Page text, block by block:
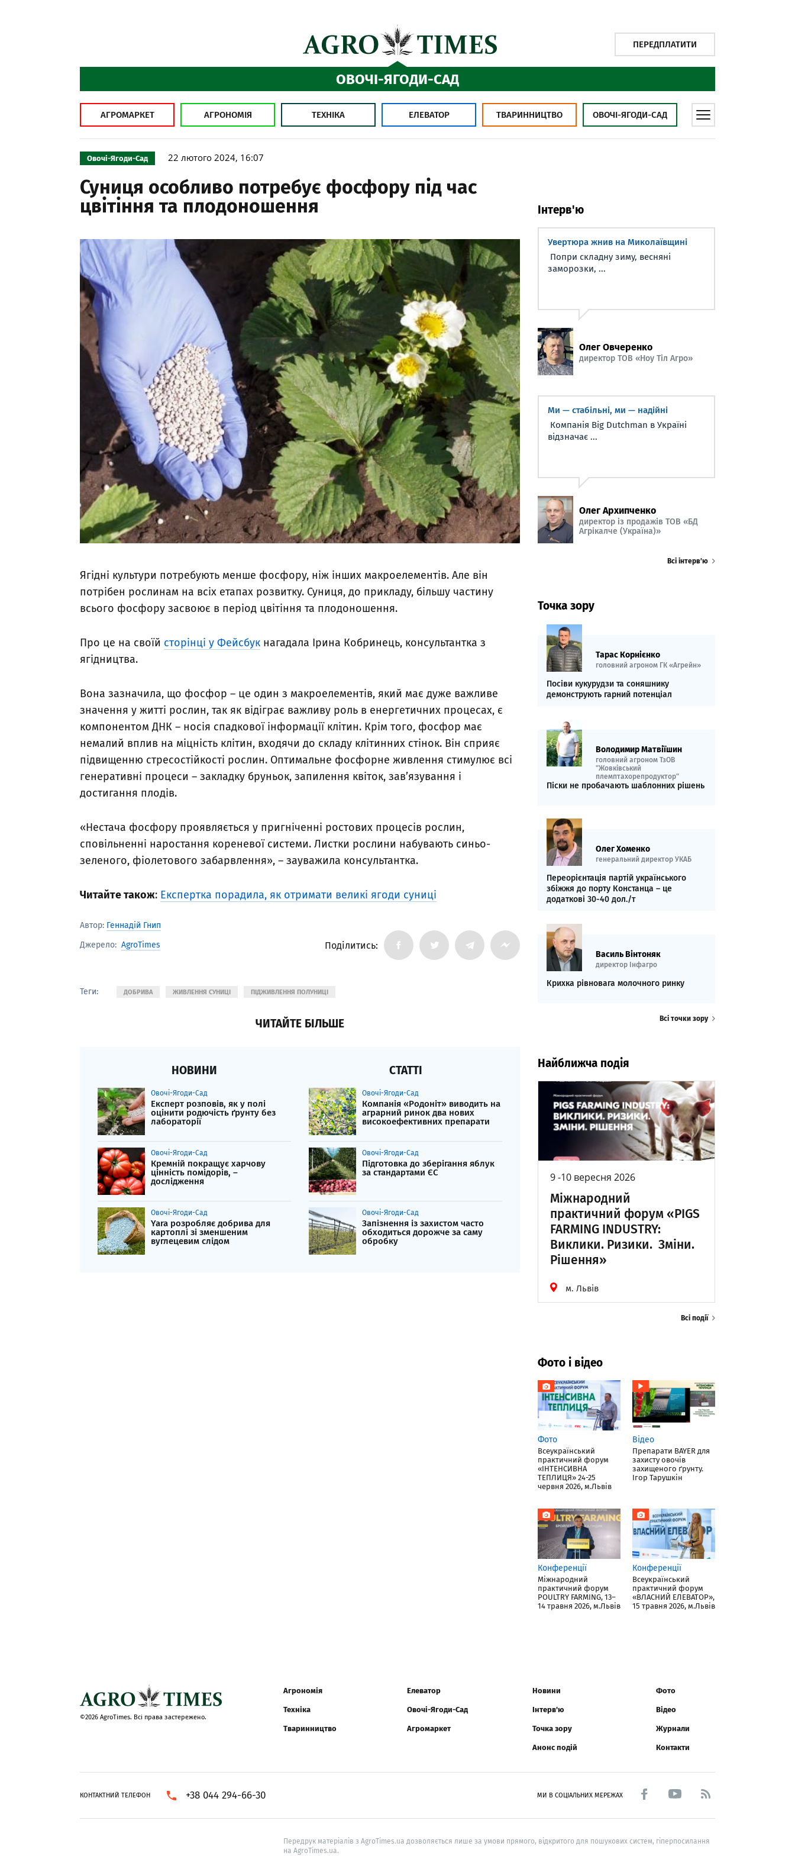
ПЕРЕДПЛАТИТИ
ОВОЧІ-ЯГОДИ-САД
АГРОМАРКЕТ АГРОНОМІЯ ТЕХНІКА ЕЛЕВАТОР ТВАРИННИЦТВО ОВОЧІ-ЯГОДИ-САД
Овочі-Ягоди-Сад 22 лютого 2024, 16:07
Суниця особливо потребує фосфору під час
цвітіння та плодоношення
Ягідні культури потребують менше фосфору, ніж інших макроелементів. Але він
потрібен рослинам на всіх етапах розвитку. Суниця, до прикладу, більшу частину
всього фосфору засвоює в період цвітіння та плодоношення.
Про це на своїй сторінці у Фейсбук нагадала Ірина Кобринець, консультантка з
ягідництва.
Вона зазначила, що фосфор – це один з макроелементів, який має дуже важливе
значення у житті рослин, так як відіграє важливу роль в енергетичних процесах, є
компонентом ДНК – носія спадкової інформації клітин. Крім того, фосфор має
немалий вплив на міцність клітин, входячи до складу клітинних стінок. Він сприяє
підвищенню стресостійкості рослин. Оптимальне фосфорне живлення стимулює всі
генеративні процеси – закладку бруньок, запилення квіток, зав’язування і
достигання плодів.
«Нестача фосфору проявляється у пригніченні ростових процесів рослин,
сповільненні наростання кореневої системи. Листки рослини набувають синьо-
зеленого, фіолетового забарвлення», – зауважила консультантка.
Читайте також: Експертка порадила, як отримати великі ягоди суниці
Автор: Геннадій Гнип
Джерело: AgroTimes Поділитись:
Теги: ДОБРИВА ЖИВЛЕННЯ СУНИЦІ ПІДЖИВЛЕННЯ ПОЛУНИЦІ
ЧИТАЙТЕ БІЛЬШЕ
НОВИНИ
Овочі-Ягоди-Сад
Експерт розповів, як у полі
оцінити родючість ґрунту без
лабораторії
Овочі-Ягоди-Сад
Кремній покращує харчову
цінність помідорів, –
дослідження
Овочі-Ягоди-Сад
Yara розробляє добрива для
картоплі зі зменшеним
вуглецевим слідом
СТАТТІ
Овочі-Ягоди-Сад
Компанія «Родоніт» виводить на
аграрний ринок два нових
високоефективних препарати
Овочі-Ягоди-Сад
Підготовка до зберігання яблук
за стандартами ЄС
Овочі-Ягоди-Сад
Запізнення із захистом часто
обходиться дорожче за саму
обробку
Інтерв'ю
Увертюра жнив на Миколаївщині
Попри складну зиму, весняні
заморозки, ...
Олег Овчеренко
директор ТОВ «Ноу Тіл Агро»
Ми — стабільні, ми — надійні
Компанія Big Dutchman в Україні
відзначає ...
Олег Архипченко
директор із продажів ТОВ «БД
Агрікалче (Україна)»
Всі інтерв’ю
Точка зору
Тарас Корнієнко
головний агроном ГК «Агрейн»
Посіви кукурудзи та соняшнику
демонструють гарний потенціал
Володимир Матвіїшин
головний агроном ТзОВ
"Жовківський
племптахорепродуктор"
Піски не пробачають шаблонних рішень
Олег Хоменко
генеральний директор УКАБ
Переорієнтація партій українського
збіжжя до порту Констанца – це
додаткові 30-40 дол./т
Василь Вінтоняк
директор Інфагро
Крихка рівновага молочного ринку
Всі точки зору
Найближча подія
9 -10 вересня 2026
Міжнародний
практичний форум «PIGS
FARMING INDUSTRY:
Виклики. Ризики. Зміни.
Рішення»
м. Львів
Всі події
Фото і відео
Фото
Всеукраїнський
практичний форум
«ІНТЕНСИВНА
ТЕПЛИЦЯ» 24-25
червня 2026, м.Львів
Відео
Препарати BAYER для
захисту овочів
захищеного ґрунту.
Ігор Тарушкін
Конференції
Міжнародний
практичний форум
POULTRY FARMING, 13–
14 травня 2026, м.Львів
Конференції
Всеукраїнський
практичний форум
«ВЛАСНИЙ ЕЛЕВАТОР»,
15 травня 2026, м.Львів
©2026 AgroTimes. Всі права застережено.
Агрономія
Техніка
Тваринництво
Елеватор
Овочі-Ягоди-Сад
Агромаркет
Новини
Інтерв'ю
Точка зору
Анонс подій
Фото
Відео
Журнали
Контакти
КОНТАКТНИЙ ТЕЛЕФОН +38 044 294-66-30 МИ В СОЦІАЛЬНИХ МЕРЕЖАХ
Передрук матеріалів з AgroTimes.ua дозволяється лише за умови прямого, відкритого для пошукових систем, гіперпосилання
на AgroTimes.ua.